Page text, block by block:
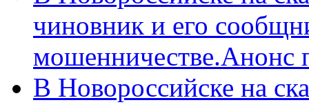
чиновник и его
мошенничестве.Анонс
В Новороссийске на